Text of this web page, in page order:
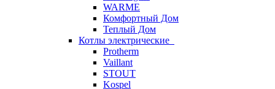
WARME
Комфортный Дом
Теплый Дом
Котлы электрические
Protherm
Vaillant
STOUT
Kospel